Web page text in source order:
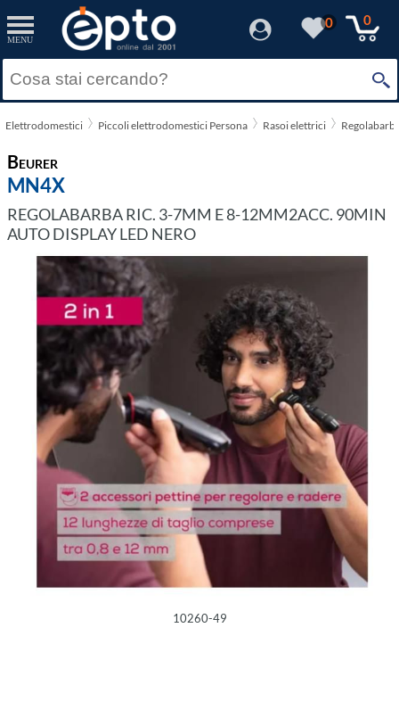
MENU
0 0
Elettrodomestici Piccoli elettrodomestici Persona Rasoi elettrici
Beurer
MN4X
REGOLABARBA RIC. 3-7MM E 8-12MM2ACC. 90MIN
AUTO DISPLAY LED NERO
10260-49